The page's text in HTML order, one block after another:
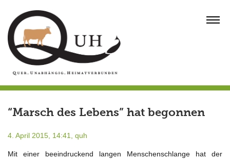
content
“Marsch des Lebens” hat begonnen
4. April 2015, 14:41, quh
Mit einer beeindruckend langen Menschenschlange hat der